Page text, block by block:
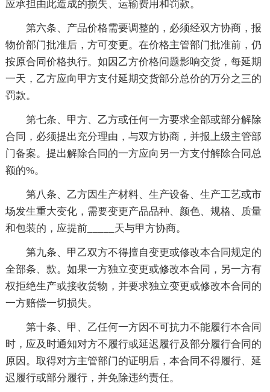
应承担由此造成的损失、运输费用和罚款。
第六条、产品价格需要调整的，必须经双方协商，报
物价部门批准后，方可变更。在价格主管部门批准前，仍
按原合同价格执行。如因乙方价格问题影响交货，每延期
一天，乙方应向甲方支付延期交货部分总价的万分之三的
罚款。
第七条、甲方、乙方或任何一方要求全部或部分解除
合同，必须提出充分理由，与双方协商，并报上级主管部
门备案。提出解除合同的一方应向另一方支付解除合同总
额的%。
第八条、乙方因生产材料、生产设备、生产工艺或市
场发生重大变化，需要变更产品品种、颜色、规格、质量
和包装的，应提前_____天与甲方协商。
第九条、甲乙双方不得擅自变更或修改本合同规定的
全部条、款。如果一方独立变更或修改本合同，另一方有
权拒绝生产或接收货物，并要求独立变更或修改本合同的
一方赔偿一切损失。
第十条、甲、乙任何一方因不可抗力不能履行本合同
时，应及时通知对方不履行或延迟履行及部分履行合同的
原因。取得对方主管部门的证明后，本合同不得履行、延
迟履行或部分履行，并免除违约责任。